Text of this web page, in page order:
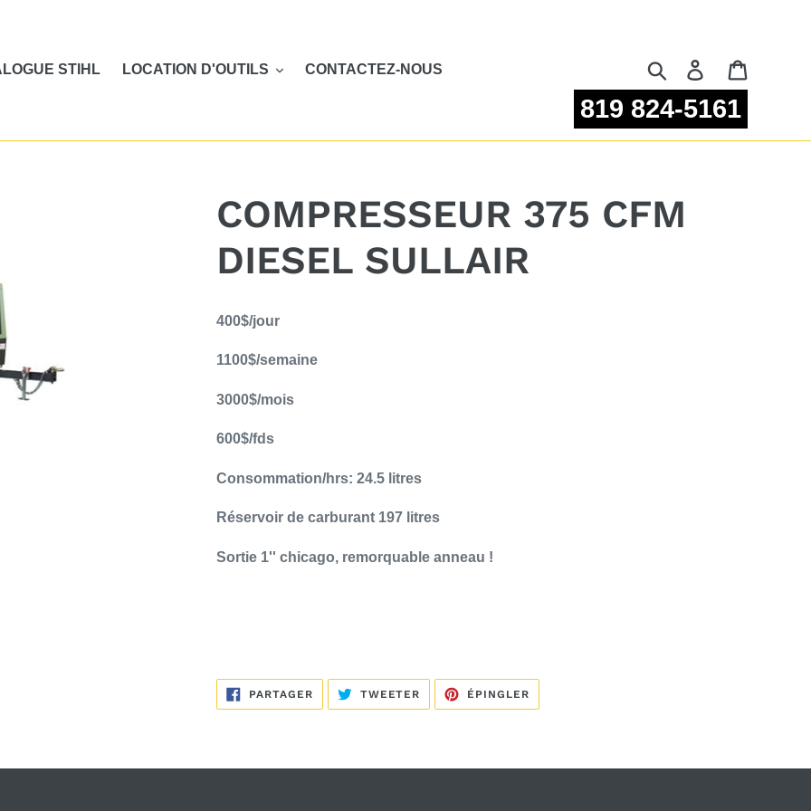
STIHL
LOCATION D'OUTILS CONTACTEZ-NOUS RechercherSe connecter
819 824-5161
COMPRESSEUR 375 CFM
DIESEL SULLAIR
d'un
à
panier
400$/jour
1100$/semaine
3000$/mois
600$/fds
Consommation/hrs: 24.5 litres
Réservoir de carburant 197 litres
Sortie 1'' chicago, remorquable anneau !
PARTAGERPARTAGER
SUR
FACEBOOK
TWEETER TWEETER
TWITTER
ÉPINGLER
PINTEREST